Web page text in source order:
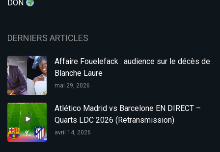
DON
DERNIERS ARTICLES
Affaire Fouelefack : audience sur le décès de
Blanche Laure
mai 29, 2026
Atlético Madrid vs Barcelone EN DIRECT –
Quarts LDC 2026 (Retransmission)
avril 14, 2026